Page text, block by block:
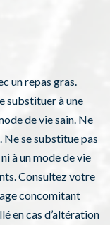
un repas gras.
substituer à une
de vie sain. Ne
Ne se substitue pas
à un mode de vie
Consultez votre
concomitant
en cas d’altération